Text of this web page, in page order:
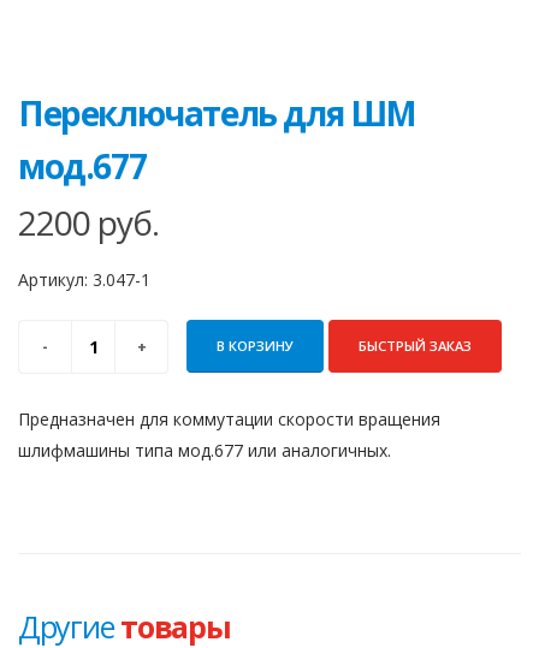
Переключатель для ШМ
мод.677
2200 руб.
Артикул: 3.047-1
В КОРЗИНУ БЫСТРЫЙ ЗАКАЗ
Предназначен для коммутации скорости вращения
шлифмашины типа мод.677 или аналогичных.
Другиетовары